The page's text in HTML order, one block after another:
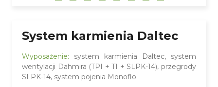
System karmienia Daltec
Wyposażenie: system karmienia Daltec, system
wentylacji Dahmira (TPI + TI + SLPK-14), przegrody
SLPK-14, system pojenia Monoflo